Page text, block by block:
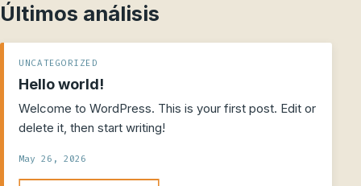
Últimos análisis
UNCATEGORIZED
Hello world!
Welcome to WordPress. This is your first post. Edit or
delete it, then start writing!
May 26, 2026